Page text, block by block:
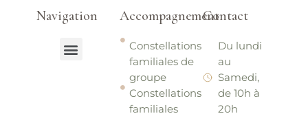
r
a
m
k
Navigation
Menu
Accompagnement
Constellations
familiales de
groupe
Constellations
familiales
Contact
Du lundi
au
Samedi,
de 10h à
20h